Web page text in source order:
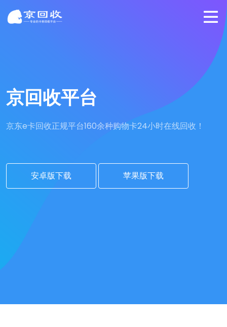
京回收平台
京东e卡回收正规平台160余种购物卡24小时在线回收！
安卓版下载 苹果版下载